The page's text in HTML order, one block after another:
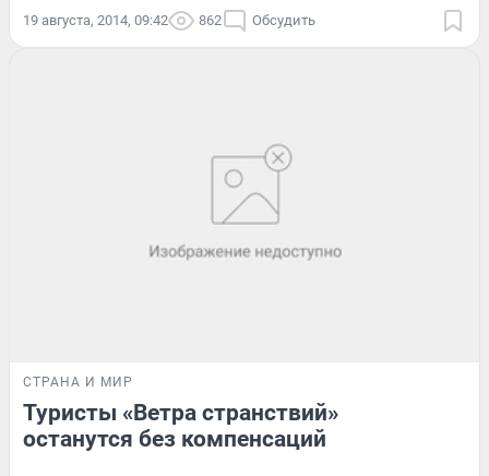
19 августа, 2014, 09:42 862 Обсудить
СТРАНА И МИР
Туристы «Ветра странствий»
останутся без компенсаций